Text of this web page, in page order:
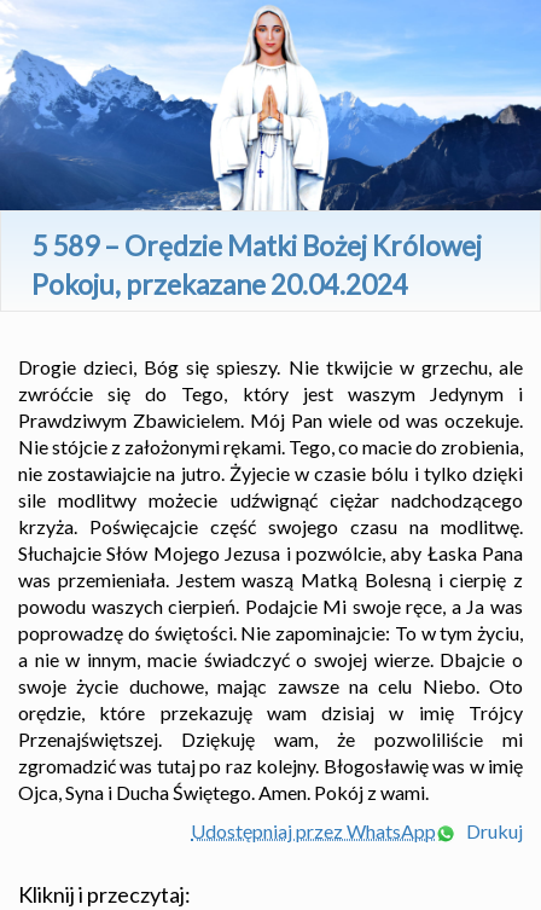
5 589 – Orędzie Matki Bożej Królowej
Pokoju, przekazane 20.04.2024
Drogie dzieci, Bóg się spieszy. Nie tkwijcie w grzechu, ale
zwróćcie się do Tego, który jest waszym Jedynym i
Prawdziwym Zbawicielem. Mój Pan wiele od was oczekuje.
Nie stójcie z założonymi rękami. Tego, co macie do zrobienia,
nie zostawiajcie na jutro. Żyjecie w czasie bólu i tylko dzięki
sile modlitwy możecie udźwignąć ciężar nadchodzącego
krzyża. Poświęcajcie część swojego czasu na modlitwę.
Słuchajcie Słów Mojego Jezusa i pozwólcie, aby Łaska Pana
was przemieniała. Jestem waszą Matką Bolesną i cierpię z
powodu waszych cierpień. Podajcie Mi swoje ręce, a Ja was
poprowadzę do świętości. Nie zapominajcie: To w tym życiu,
a nie w innym, macie świadczyć o swojej wierze. Dbajcie o
swoje życie duchowe, mając zawsze na celu Niebo. Oto
orędzie, które przekazuję wam dzisiaj w imię Trójcy
Przenajświętszej. Dziękuję wam, że pozwoliliście mi
zgromadzić was tutaj po raz kolejny. Błogosławię was w imię
Ojca, Syna i Ducha Świętego. Amen. Pokój z wami.
Udostępniaj przez WhatsApp
Drukuj
Kliknij i przeczytaj: